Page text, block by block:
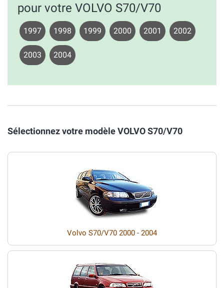
pour votre VOLVO S70/V70
1997 1998 1999 2000 2001 2002
2003 2004
Sélectionnez votre modèle VOLVO S70/V70
Volvo S70/V70 2000 - 2004